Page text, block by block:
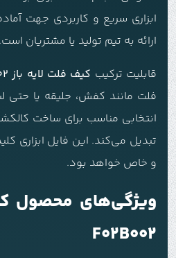
ابزاری سریع و کاربردی جهت
ارائه به تیم تولید یا مشتریان است.
قابلیت ترکیب کیف فلت لایه باز F02B002
فلت مانند کفش، جلیقه یا حتی
انتخابی مناسب برای ساخت
تبدیل می‌کند. این فایل ابزاری
و خاص خواهد بود.
ویژگی‌های محصول
F02B002